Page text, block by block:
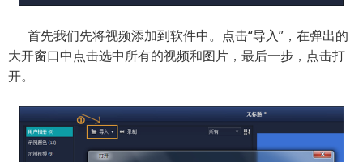
首先我们先将视频添加到软件中。点击“导入”，在弹出的
大开窗口中点击选中所有的视频和图片，最后一步，点击打
开。